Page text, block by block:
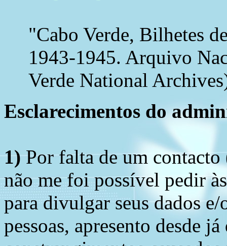
"Cabo Verde, Bilhetes
1943-1945. Arquivo
Verde National
Esclarecimentos do
1)Por falta de um contacto
não me foi possível pedir
para divulgar seus dados
pessoas, apresento desde